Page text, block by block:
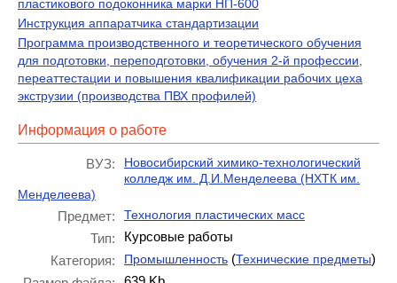
пластикового подоконника марки НП-600
Инструкция аппаратчика стандартизации
Программа производственного и теоретического обучения
для подготовки, переподготовки, обучения 2-й профессии,
переаттестации и повышения квалификации рабочих цеха
экструзии (производства ПВХ профилей)
Информация о работе
ВУЗ:
Новосибирский химико-технологический
колледж им. Д.И.Менделеева (НХТК им.
Менделеева)
Предмет: Технология пластических масс
Тип:
Курсовые работы
Категория:
Промышленность (Технические предметы)